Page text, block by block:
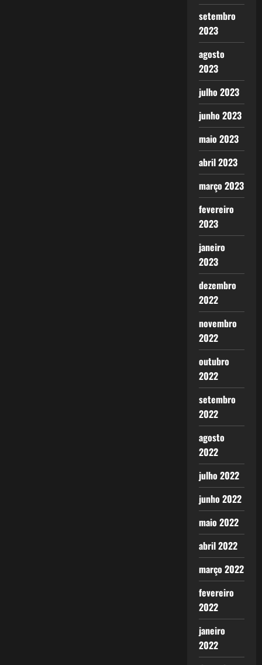
setembro
2023
agosto
2023
julho 2023
junho 2023
maio 2023
abril 2023
março 2023
fevereiro
2023
janeiro
2023
dezembro
2022
novembro
2022
outubro
2022
setembro
2022
agosto
2022
julho 2022
junho 2022
maio 2022
abril 2022
março 2022
fevereiro
2022
janeiro
2022